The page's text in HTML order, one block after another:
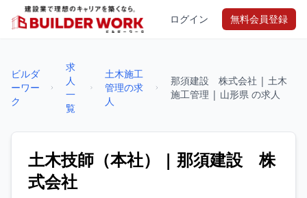
ログイン 無料会員登録
ビルダ
ーワー
ク
求
人
一
覧
土木施工
管理の求
人
那須建設 株式会社 | 土木
施工管理 | 山形県 の求人
土木技師（本社） | 那須建設 株
式会社